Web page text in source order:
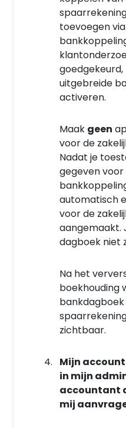
toevoegen
goedgekeurd,
uitgebreide
activeren.
Maak geen
voor de
Nadat je
gegeven
automatisch
voor de
aangemaakt.
dagboek niet
Na het
boekhouding
zichtbaar.
Mijn
in mijn
accountant
mij